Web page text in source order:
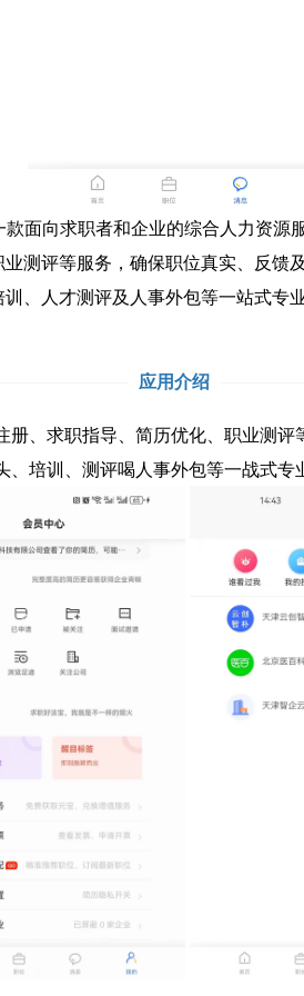
向求职者和企业的综合人力资源
测评等服务，确保职位真实、反馈
、人才测评及人事外包等一站式专
应用介绍
、求职指导、简历优化、职业测评
培训、测评喝人事外包等一战式专